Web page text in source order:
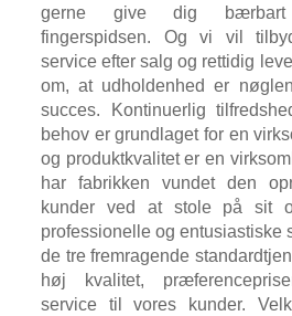
gerne give dig bærbart
fingerspidsen. Og vi vil
service efter salg og rettidig
om, at udholdenhed er
succes. Kontinuerlig
behov er grundlaget for en
og produktkvalitet er en
har fabrikken vundet den
kunder ved at stole på sit
professionelle og entusiastiske
de tre fremragende
høj kvalitet,
service til vores kunder.